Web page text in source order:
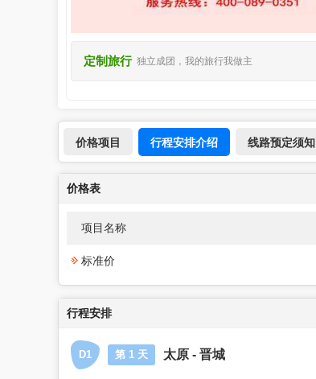
定制旅行 独立成团，我的旅行我做主
价格项目 行程安排介绍 线路预定须知
价格表
项目名称
标准价
行程安排
D1 第 1 天 太原 - 晋城